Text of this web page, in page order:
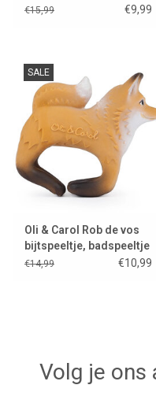
€15,99 €9,99
SALE
Oli & Carol Rob de vos
bijtspeeltje, badspeeltje
en armband
€14,99 €10,99
Volg je ons